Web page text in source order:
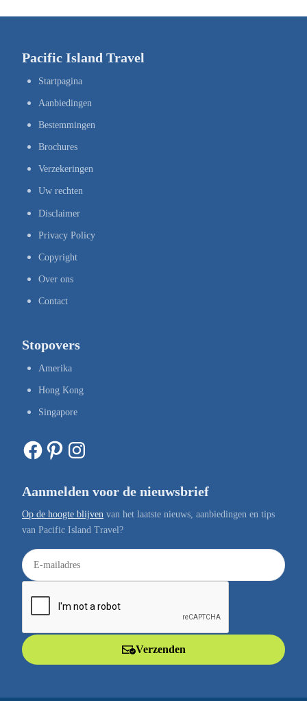
Pacific Island Travel
Startpagina
Aanbiedingen
Bestemmingen
Brochures
Verzekeringen
Uw rechten
Disclaimer
Privacy Policy
Copyright
Over ons
Contact
Stopovers
Amerika
Hong Kong
Singapore
Facebook Pinterest Instagram
Aanmelden voor de nieuwsbrief
Op de hoogte blijven van het laatste nieuws, aanbiedingen en tips
van Pacific Island Travel?
E
-
a
Verzenden